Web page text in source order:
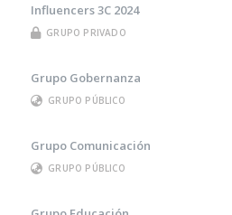
Influencers 3C 2024
GRUPO PRIVADO
Grupo Gobernanza
GRUPO PÚBLICO
Grupo Comunicación
GRUPO PÚBLICO